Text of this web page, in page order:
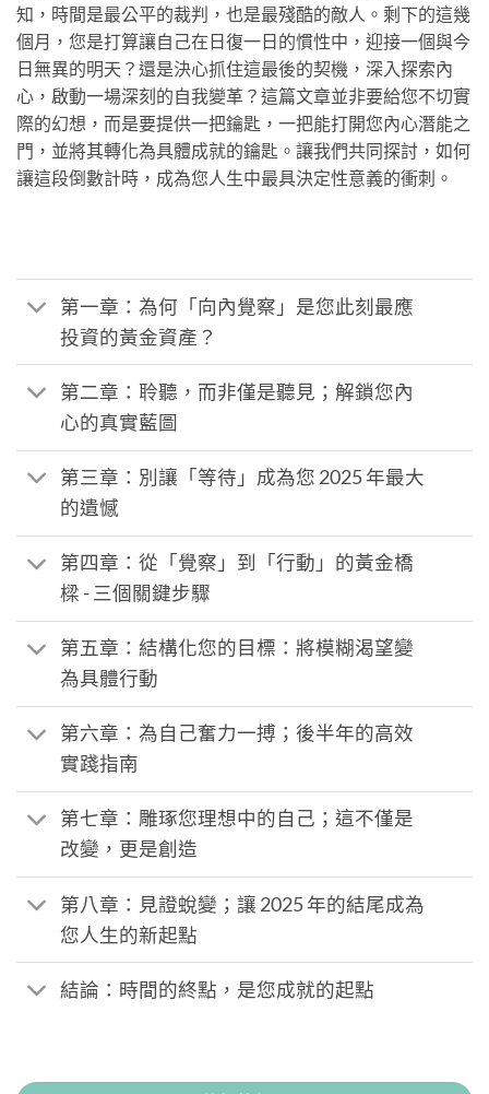
知，時間是最公平的裁判，也是最殘酷的敵人。剩下的這幾
個月，您是打算讓自己在日復一日的慣性中，迎接一個與今
日無異的明天？還是決心抓住這最後的契機，深入探索內
心，啟動一場深刻的自我變革？這篇文章並非要給您不切實
際的幻想，而是要提供一把鑰匙，一把能打開您內心潛能之
門，並將其轉化為具體成就的鑰匙。讓我們共同探討，如何
讓這段倒數計時，成為您人生中最具決定性意義的衝刺。
第一章：為何「向內覺察」是您此刻最應
投資的黃金資產？
第二章：聆聽，而非僅是聽見；解鎖您內
心的真實藍圖
第三章：別讓「等待」成為您 2025 年最大
的遺憾
第四章：從「覺察」到「行動」的黃金橋
樑 - 三個關鍵步驟
第五章：結構化您的目標：將模糊渴望變
為具體行動
第六章：為自己奮力一搏；後半年的高效
實踐指南
第七章：雕琢您理想中的自己；這不僅是
改變，更是創造
第八章：見證蛻變；讓 2025 年的結尾成為
您人生的新起點
結論：時間的終點，是您成就的起點